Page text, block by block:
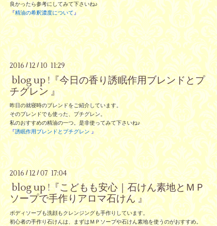
良かったら参考にしてみて下さいね♪
『精油の希釈濃度について』
2016/12/10 11:29
blog up !『今日の香り誘眠作用ブレンドとプ
チグレン 』
昨日の就寝時のブレンドをご紹介しています。
そのブレンドでも使った、プチグレン。
私のおすすめの精油の一つ。是非使ってみて下さいね♪
『誘眠作用ブレンドとプチグレン』
2016/12/07 17:04
blog up !『こどもも安心｜石けん素地とＭＰ
ソープで手作りアロマ石けん 』
ボディソープも洗顔もクレンジングも手作りしています。
初心者の手作り石けんは、まずはＭＰソープや石けん素地を使うのがおすすめ。